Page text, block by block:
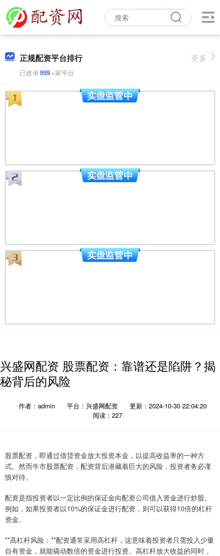
正规配资平台排行
已收录999+家平台
更多
兴盛网配资 股票配资：靠谱还是陷阱？揭
秘背后的风险
作者：admin 平台：兴盛网配资
更新：2024-10-30 22:04:20
阅读：227
股票配资，即通过借贷资金放大投资本金，以提高收益率的一种方
式。然而牛市股票配资，配资背后潜藏着巨大的风险，投资者务必谨
慎对待。
配资是指投资者以一定比例的保证金向配资公司借入资金进行炒股。
例如，如果投资者以10%的保证金进行配资，则可以获得10倍的杠杆
资金。
**高杠杆风险：**配资通常采用高杠杆，这意味着投资者只需投入少量
自有资金，就能撬动数倍的资金进行投资。高杠杆放大收益的同时，